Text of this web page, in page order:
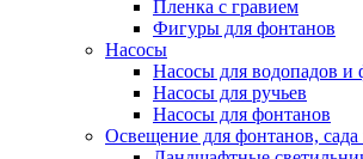
Пленка с гравием
Фигуры для фонтанов
Насосы
Насосы для водопадов и
Насосы для ручьев
Насосы для фонтанов
Освещение для фонтанов, сада